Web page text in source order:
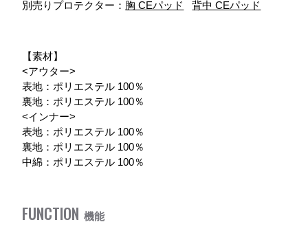
別売りプロテクター： 胸 CEパッド 背中 CEパッド
【素材】
<アウター>
表地：ポリエステル 100％
裏地：ポリエステル 100％
<インナー>
表地：ポリエステル 100％
裏地：ポリエステル 100％
中綿：ポリエステル 100％
FUNCTION 機能